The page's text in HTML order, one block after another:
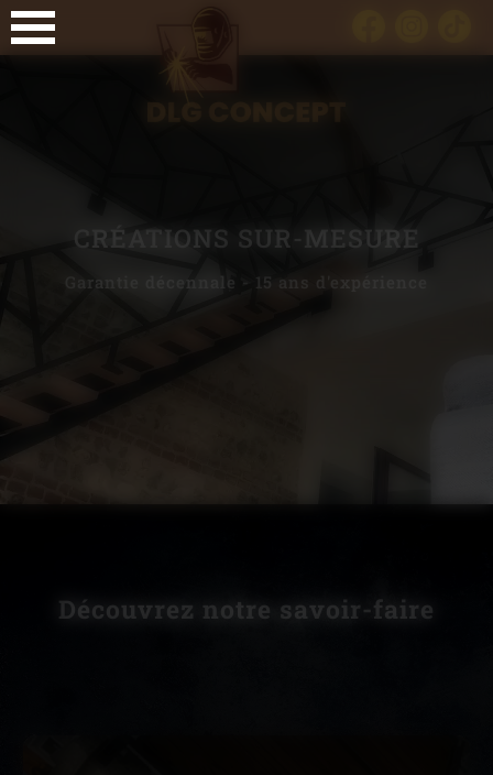
Panneau de gestion des cookies
CRÉATIONS SUR-MESURE
Garantie décennale - 15 ans d'expérience
Découvrez notre savoir-faire